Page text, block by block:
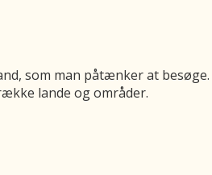
som man påtænker at
lande og områder.